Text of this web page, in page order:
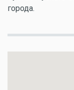
города.